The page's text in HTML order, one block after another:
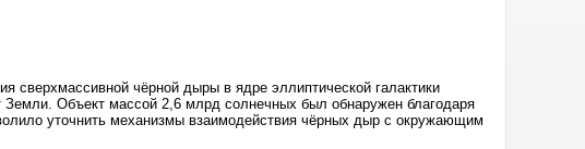
сверхмассивной чёрной дыры в ядре эллиптической галактики
Объект массой 2,6 млрд солнечных был обнаружен благодаря
уточнить механизмы взаимодействия чёрных дыр с окружающим